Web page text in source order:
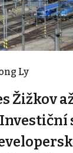
Ly
Žižkov